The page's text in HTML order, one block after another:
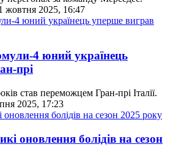
жовтня 2025, 16:47
4 юний українець
прі
став переможцем Гран-прі Італії.
2025, 17:23
оновлення болідів на сезон